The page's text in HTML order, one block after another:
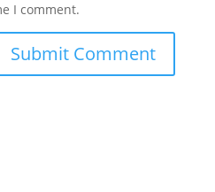
I comment.